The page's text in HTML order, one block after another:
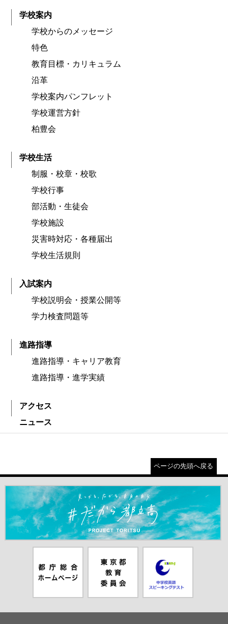
学校案内
学校からのメッセージ
特色
教育目標・カリキュラム
沿革
学校案内パンフレット
学校運営方針
柏豊会
学校生活
制服・校章・校歌
学校行事
部活動・生徒会
学校施設
災害時対応・各種届出
学校生活規則
入試案内
学校説明会・授業公開等
学力検査問題等
進路指導
進路指導・キャリア教育
進路指導・進学実績
アクセス
ニュース
ページの先頭へ戻る
＃だから都立高（別ウインドウが開きます）
ムページ（別
ウインドウが
員会（別ウイ
ンドウが開き
ピーキングテ
スト（別ウイ
ンドウが開き